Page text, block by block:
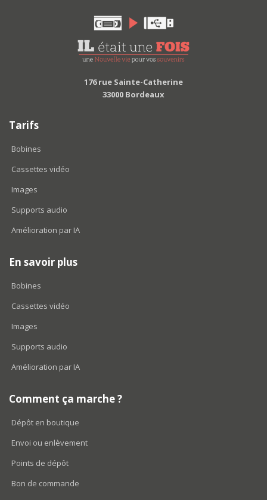
176 rue Sainte-Catherine
33000 Bordeaux
Tarifs
Bobines
Cassettes vidéo
Images
Supports audio
Amélioration par IA
En savoir plus
Bobines
Cassettes vidéo
Images
Supports audio
Amélioration par IA
Comment ça marche ?
Dépôt en boutique
Envoi ou enlèvement
Points de dépôt
Bon de commande